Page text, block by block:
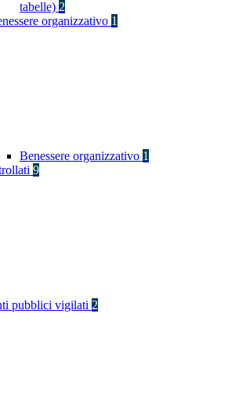
tabelle) 2
organizzativo 1
Benessere organizzativo 1
9
pubblici vigilati 2